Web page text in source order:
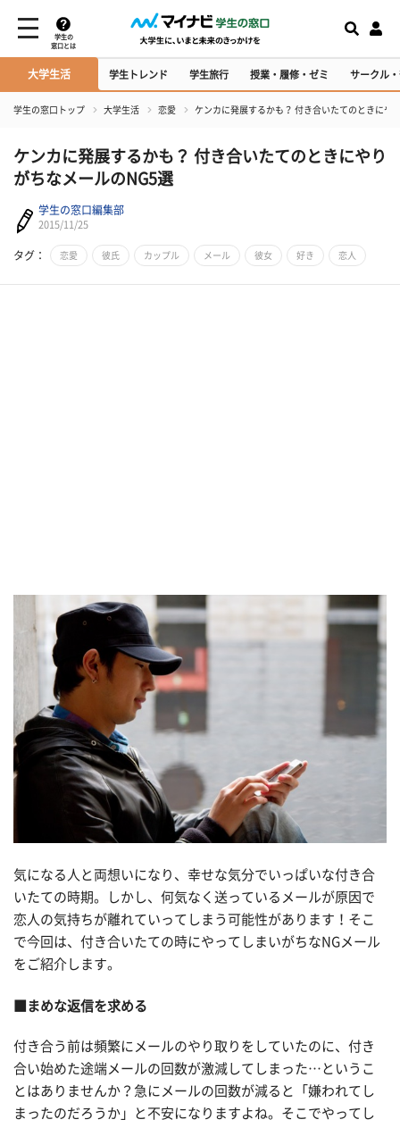
学生の
窓口とは
大学生活 学生トレンド 学生旅行 授業・履修・ゼミ サークル
学生の窓口トップ 大学生活 恋愛 ケンカに発展するかも？ 付き合いたてのときにや
ケンカに発展するかも？ 付き合いたてのときにやり
がちなメールのNG5選
学生の窓口編集部
2015/11/25
タグ： 恋愛 彼氏 カップル メール 彼女 好き 恋人
気になる人と両想いになり、幸せな気分でいっぱいな付き合
いたての時期。しかし、何気なく送っているメールが原因で
恋人の気持ちが離れていってしまう可能性があります！そこ
で今回は、付き合いたての時にやってしまいがちなNGメール
をご紹介します。
■まめな返信を求める
付き合う前は頻繁にメールのやり取りをしていたのに、付き
合い始めた途端メールの回数が激減してしまった…というこ
とはありませんか？急にメールの回数が減ると「嫌われてし
まったのだろうか」と不安になりますよね。そこでやってし